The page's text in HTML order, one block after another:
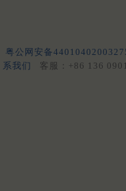
粤公网安备
系我们
客服：+86 136